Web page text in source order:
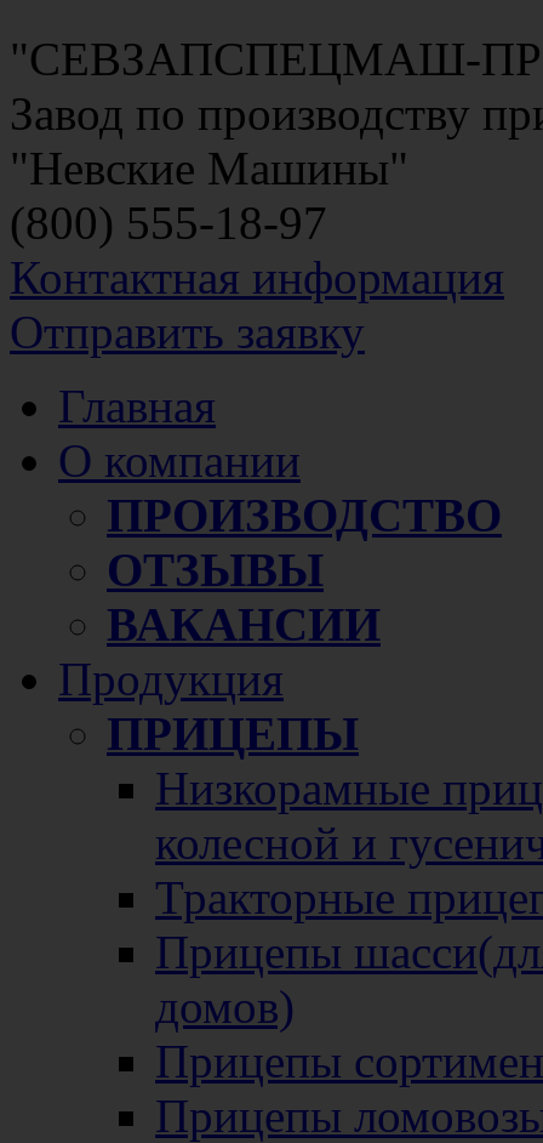
"СЕВЗАПСПЕЦМАШ-
Завод по производству
"Невские Машины"
(800) 555-18-97
Контактная информация
Отправить заявку
Главная
О компании
ПРОИЗВОДСТВО
ОТЗЫВЫ
ВАКАНСИИ
Продукция
ПРИЦЕПЫ
Низкорамные
колесной и
Тракторные
Прицепы
домов)
Прицепы
Прицепы